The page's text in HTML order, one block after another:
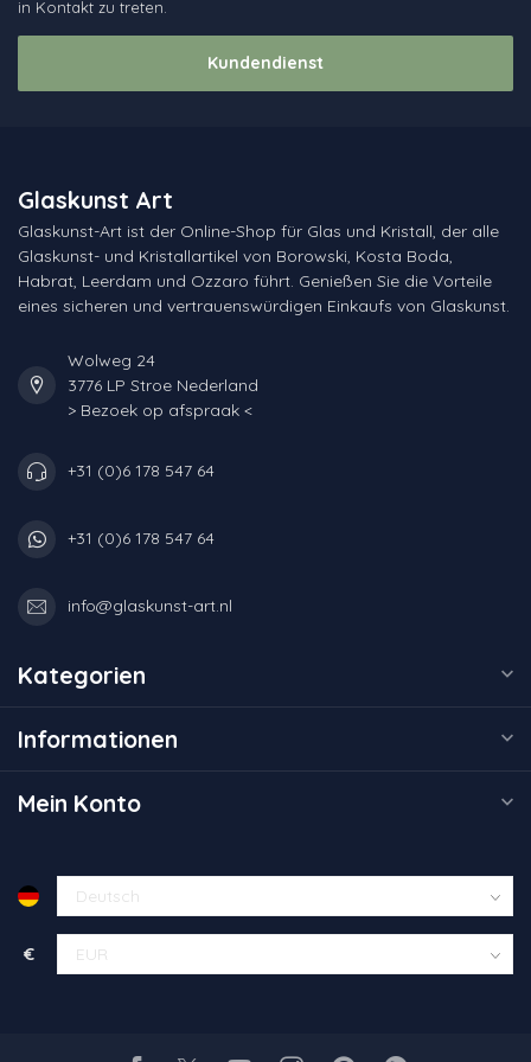
in Kontakt zu treten.
Kundendienst
Glaskunst Art
Glaskunst-Art ist der Online-Shop für Glas und Kristall, der alle
Glaskunst- und Kristallartikel von Borowski, Kosta Boda,
Habrat, Leerdam und Ozzaro führt. Genießen Sie die Vorteile
eines sicheren und vertrauenswürdigen Einkaufs von Glaskunst.
Wolweg 24
3776 LP Stroe Nederland
> Bezoek op afspraak <
+31 (0)6 178 547 64
+31 (0)6 178 547 64
info@glaskunst-art.nl
Kategorien
Informationen
Mein Konto
€